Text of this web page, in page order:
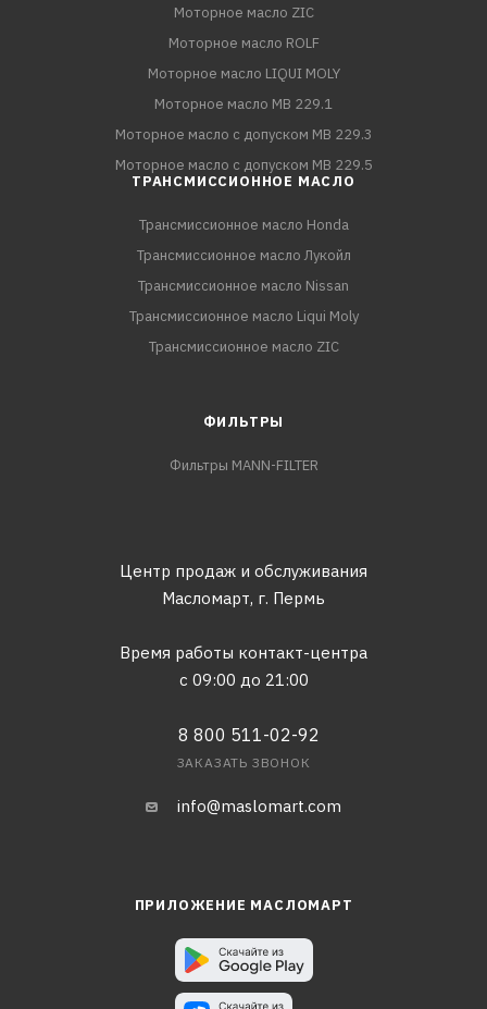
Моторное масло ZIC
Моторное масло ROLF
Моторное масло LIQUI MOLY
Моторное масло MB 229.1
Моторное масло с допуском MB 229.3
Моторное масло с допуском MB 229.5
ТРАНСМИССИОННОЕ МАСЛО
Трансмиссионное масло Honda
Трансмиссионное масло Лукойл
Трансмиссионное масло Nissan
Трансмиссионное масло Liqui Moly
Трансмиссионное масло ZIC
ФИЛЬТРЫ
Фильтры MANN-FILTER
Центр продаж и обслуживания
Масломарт, г. Пермь
Время работы контакт-центра
с 09:00 до 21:00
8 800 511-02-92
ЗАКАЗАТЬ ЗВОНОК
info@maslomart.com
ПРИЛОЖЕНИЕ МАСЛОМАРТ